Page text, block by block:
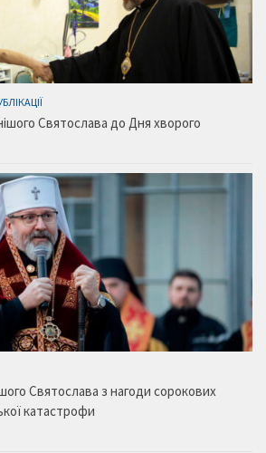
Святослава до Дня хворого
Святослава з нагоди сорокових
катастрофи